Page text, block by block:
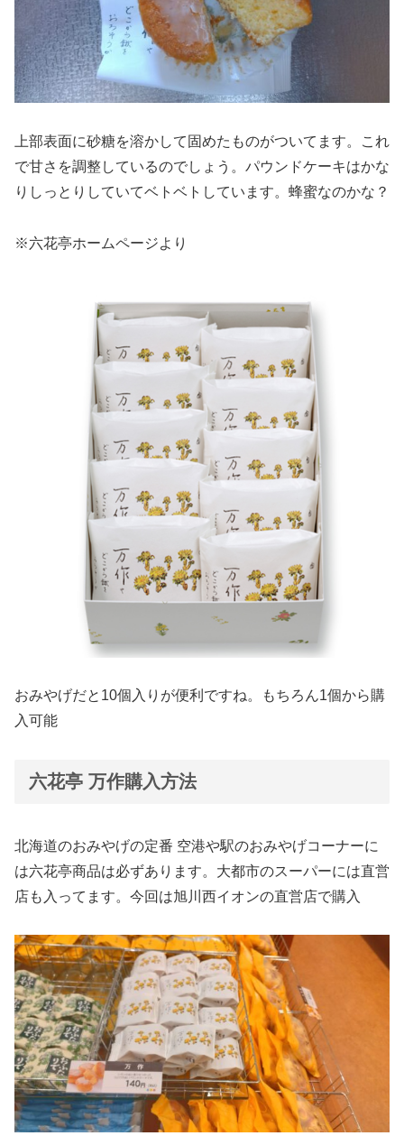
上部表面に砂糖を溶かして固めたものがついてます。これ
で甘さを調整しているのでしょう。パウンドケーキはかな
りしっとりしていてベトベトしています。蜂蜜なのかな？
※六花亭ホームページより
おみやげだと10個入りが便利ですね。もちろん1個から購
入可能
六花亭 万作購入方法
北海道のおみやげの定番 空港や駅のおみやげコーナーに
は六花亭商品は必ずあります。大都市のスーパーには直営
店も入ってます。今回は旭川西イオンの直営店で購入